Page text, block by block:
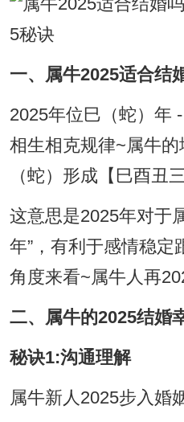
一、属牛2025适合结
2025年位巳（蛇）年
相生相克规律~属牛的
（蛇）形成【巳酉丑
这意思是2025年对于
年”，有利于感情稳定
角度来看~属牛人再
二、属牛的2025结婚
秘诀1:沟通理解
属牛新人2025步入婚